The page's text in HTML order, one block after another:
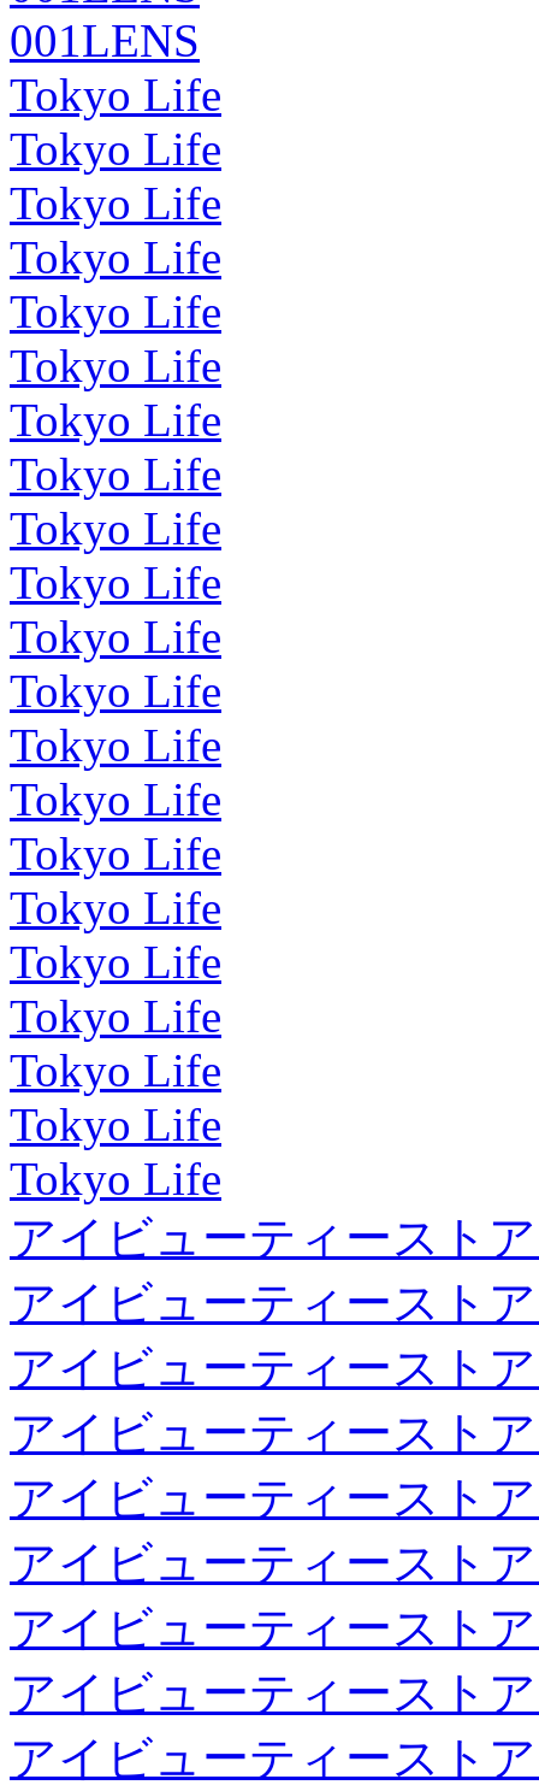
001LENS
Tokyo Life
Tokyo Life
Tokyo Life
Tokyo Life
Tokyo Life
Tokyo Life
Tokyo Life
Tokyo Life
Tokyo Life
Tokyo Life
Tokyo Life
Tokyo Life
Tokyo Life
Tokyo Life
Tokyo Life
Tokyo Life
Tokyo Life
Tokyo Life
Tokyo Life
Tokyo Life
Tokyo Life
アイビューティースト
アイビューティースト
アイビューティースト
アイビューティースト
アイビューティースト
アイビューティースト
アイビューティースト
アイビューティースト
アイビューティースト